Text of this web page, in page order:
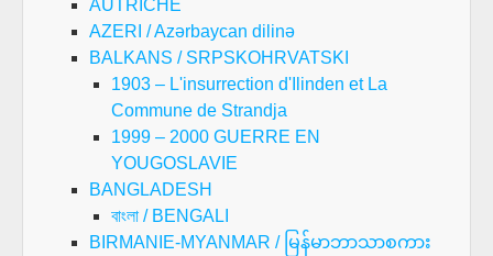
AUTRICHE
AZERI / Azərbaycan dilinə
BALKANS / SRPSKOHRVATSKI
1903 – L'insurrection d'Ilinden et La
Commune de Strandja
1999 – 2000 GUERRE EN
YOUGOSLAVIE
BANGLADESH
বাংলা / BENGALI
BIRMANIE-MYANMAR / မြန်မာဘာသာစကား